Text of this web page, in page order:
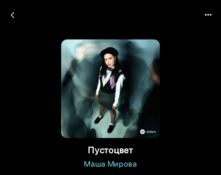
Пустоцвет
Маша Мирова